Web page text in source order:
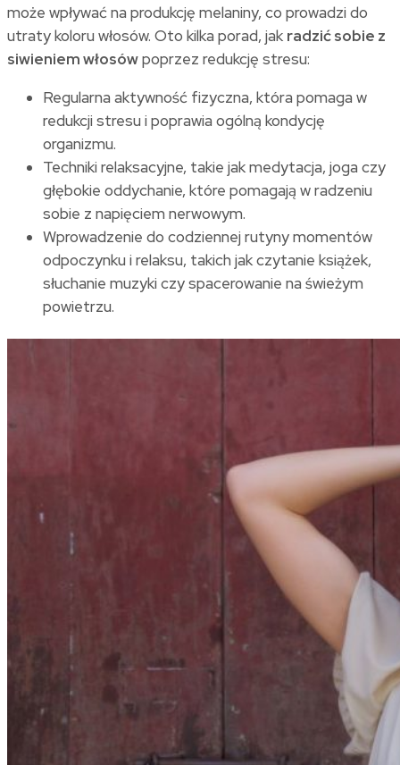
może wpływać na produkcję melaniny, co prowadzi do
utraty koloru włosów. Oto kilka porad, jak radzić sobie z
siwieniem włosówpoprzez redukcję stresu:
Regularna aktywność fizyczna, która pomaga w
redukcji stresu i poprawia ogólną kondycję
organizmu.
Techniki relaksacyjne, takie jak medytacja, joga czy
głębokie oddychanie, które pomagają w radzeniu
sobie z napięciem nerwowym.
Wprowadzenie do codziennej rutyny momentów
odpoczynku i relaksu, takich jak czytanie książek,
słuchanie muzyki czy spacerowanie na świeżym
powietrzu.